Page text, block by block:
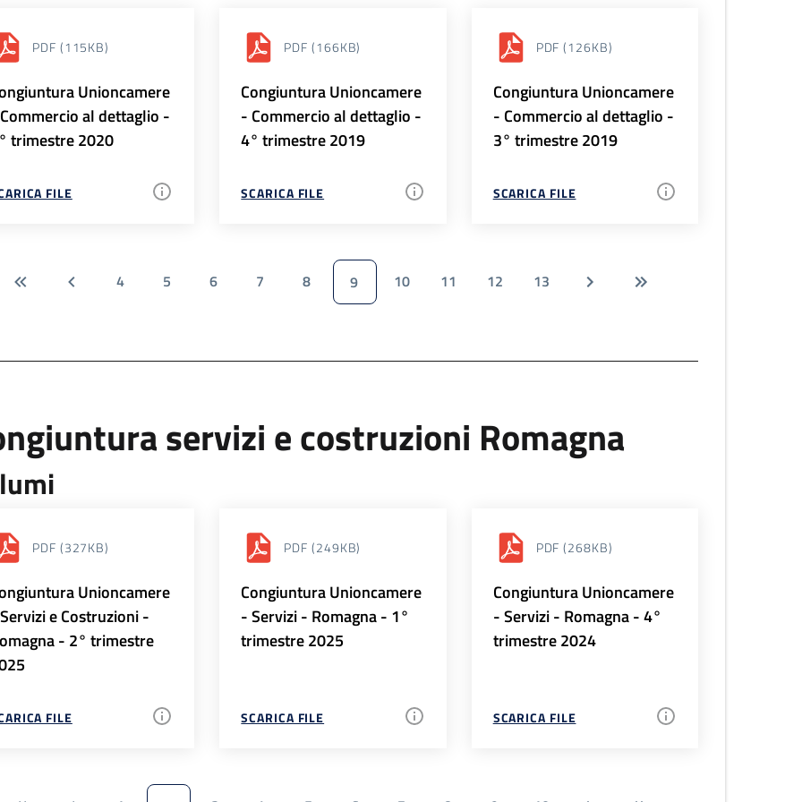
PDF (115KB)
Unioncamere
al dettaglio -
trimestre 2020
FILE
PDF (166KB)
Congiuntura Unioncamere
- Commercio al dettaglio -
4° trimestre 2019
SCARICA FILE
PDF (126KB)
Congiuntura Unioncamere
- Commercio al dettaglio -
3° trimestre 2019
SCARICA FILE
4 5 6 7 8 9 10 11 12 13
servizi e costruzioni Romagna
PDF (327KB)
Unioncamere
e Costruzioni -
- 2° trimestre
FILE
PDF (249KB)
Congiuntura Unioncamere
- Servizi - Romagna - 1°
trimestre 2025
SCARICA FILE
PDF (268KB)
Congiuntura Unioncamere
- Servizi - Romagna - 4°
trimestre 2024
SCARICA FILE